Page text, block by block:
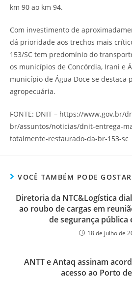
km 90 ao km 94.
Com investimento de
dá prioridade aos trechos mais
153/SC tem predomínio do
os municípios de Concórdia, Irani e
município de Água Doce se destaca
agropecuária.
FONTE: DNIT – https://www.gov.br/
br/assuntos/noticias/dnit-entrega-
totalmente-restaurado-da-br-153-sc
VOCÊ TAMBÉM PODE GOSTAR
Diretoria da NTC&Logística
ao roubo de cargas em
de segurança pública
18 de julho de
ANTT e Antaq assinam
acesso ao Porto